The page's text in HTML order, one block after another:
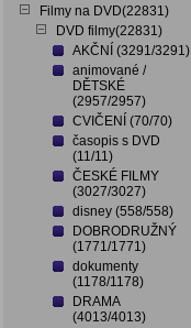
Filmy na DVD(22831)
DVD filmy(22831)
AKČNÍ (3291/3291)
animované /
DĚTSKÉ
(2957/2957)
CVIČENÍ (70/70)
časopis s DVD
(11/11)
ČESKÉ FILMY
(3027/3027)
disney (558/558)
DOBRODRUŽNÝ
(1771/1771)
dokumenty
(1178/1178)
DRAMA
(4013/4013)